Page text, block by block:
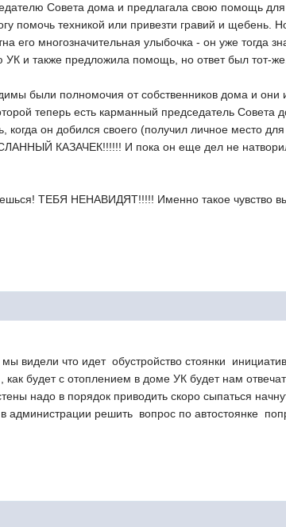
Совета дома и предлагала свою помощь для
помочь техникой или привезти гравий и щебень.
его многозначительная улыбочка - он уже тогда
и также предложила помощь, но ответ был тот-же.
были полномочия от собственников дома и они
теперь есть карманный председатель Совета
он добился своего (получил личное место
КАЗАЧЕК!!!!!! И пока он еще дел не
ТЕБЯ НЕНАВИДЯТ!!!!! Именно такое чувство
видели что идет обустройство стоянки
будет с отоплением в доме УК будет нам
надо в порядок приводить скоро сыпаться
администрации решить вопрос по автостоянке